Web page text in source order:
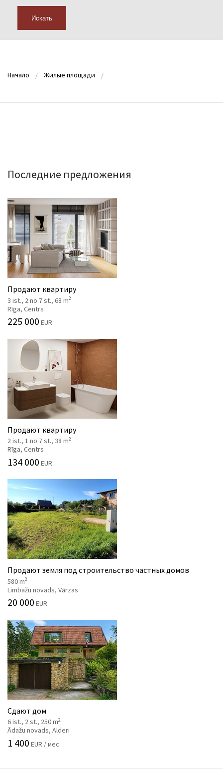
Искать
Начало Жилые площади
Последние предложения
Продают квартиру
3 ist., 2 no 7 st., 68 m2
Rīga, Centrs
225 000 EUR
Продают квартиру
2 ist., 1 no 7 st., 38 m2
Rīga, Centrs
134 000 EUR
Продают земля под строительство частных домов
580 m2
Limbažu novads, Vārzas
20 000 EUR
Сдают дом
6 ist., 2 st., 250 m2
Ādažu novads, Alderi
1 400 EUR / мес.